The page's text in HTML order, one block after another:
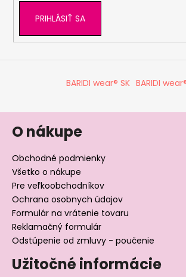
PRIHLÁSIŤ SA
BARIDI wear® SK BARIDI
O nákupe
Obchodné podmienky
Všetko o nákupe
Pre veľkoobchodníkov
Ochrana osobnych údajov
Formulár na vrátenie tovaru
Reklamačný formulár
Odstúpenie od zmluvy - poučenie
Užitočné informácie